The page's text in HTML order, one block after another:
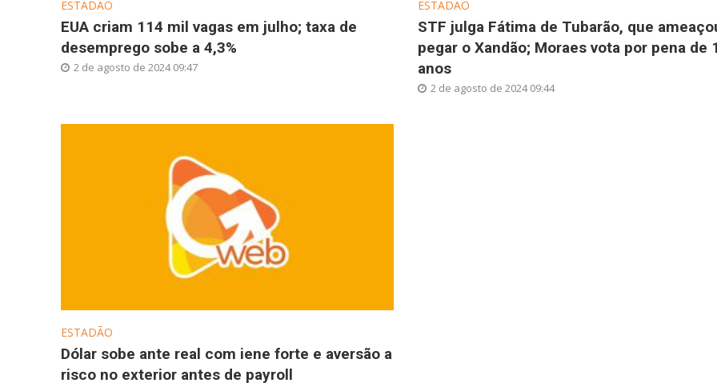
ESTADÃO
EUA criam 114 mil vagas em julho; taxa de
desemprego sobe a 4,3%
2 de agosto de 2024 09:47
ESTADÃO
STF julga Fátima de Tubarão, que
pegar o Xandão; Moraes vota por pena de
anos
2 de agosto de 2024 09:44
ESTADÃO
Dólar sobe ante real com iene forte e aversão a
risco no exterior antes de payroll